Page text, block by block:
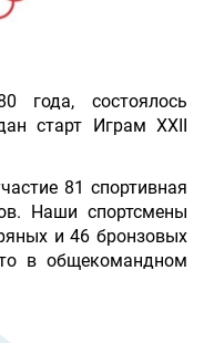
состоялось
старт Играм XXII
81 спортивная
. Наши спортсмены
и 46 бронзовых
в общекомандном